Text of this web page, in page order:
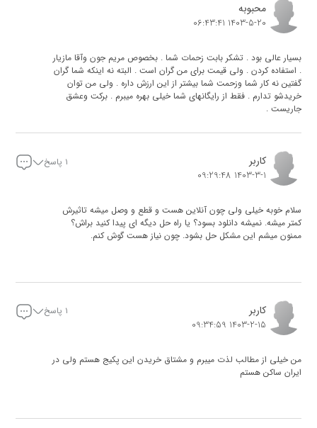
محبوبه
1403-5-20 06:43:41
بسیار عالی بود . تشکر بابت زحمات شما . بخصوص مریم جون وآقا مازیار
. استفاده کردن . ولی قیمت برای من گران است . البته نه اینکه شما گران
گفتین نه کار شما وزحمت شما بیشتر از این ارزش داره . ولی من توان
خریدشو تدارم . فقط از رایگانهای شما خیلی بهره میبرم . برکت وعشق
جاریست .
کاربر
1403-3-1 09:29:48
۱ پاسخ
سلام خوبه خیلی ولی چون آنلاین هست و قطع و وصل میشه تاثیرش
کمتر میشه. نمیشه دانلود بسود؟ یا راه حل دیگه ای پیدا کنید براش؟
ممنون میشم این مشکل حل بشود. چون نیاز هست گوش کنم.
این مشکل پس از انتشار اپلیکیشن رفع خواهد شد. مرسی از
کاربر
1403-2-15 09:34:59
۱ پاسخ
من خیلی از مطالب لذت میبرم و مشتاق خریدن این پکیج هستم ولی در
ایران ساکن هستم